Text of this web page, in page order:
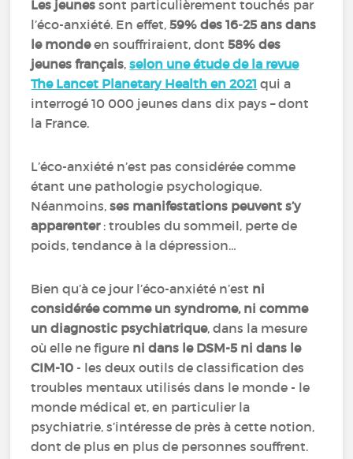
Les jeunes sont particulièrement touchés par
l’éco-anxiété. En effet,59% des 16‑25 ans dans
le mondeen souffriraient, dont58% des
jeunes français, selon une étude de la revue
The Lancet Planetary Health en 2021 qui a
interrogé 10 000 jeunes dans dix pays – dont
la France.
L’éco-anxiété n’est pas considérée comme
étant une pathologie psychologique.
Néanmoins, ses manifestations peuvent s’y
apparenter: troubles du sommeil, perte de
poids, tendance à la dépression…
Bien qu’à ce jour l’éco-anxiété n’est ni
considérée comme un syndrome, ni comme
un diagnostic psychiatrique, dans la mesure
où elle ne figure ni dans le DSM-5 ni dans le
CIM-10 - les deux outils de classification des
troubles mentaux utilisés dans le monde - le
monde médical et, en particulier la
psychiatrie, s’intéresse de près à cette notion,
dont de plus en plus de personnes souffrent.